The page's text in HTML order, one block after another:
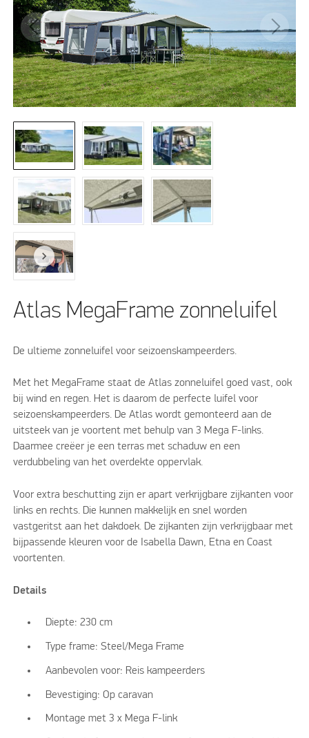
Atlas MegaFrame zonneluifel
De ultieme zonneluifel voor seizoenskampeerders.
Met het MegaFrame staat de Atlas zonneluifel goed vast, ook
bij wind en regen. Het is daarom de perfecte luifel voor
seizoenskampeerders. De Atlas wordt gemonteerd aan de
uitsteek van je voortent met behulp van 3 Mega F-links.
Daarmee creëer je een terras met schaduw en een
verdubbeling van het overdekte oppervlak.
Voor extra beschutting zijn er apart verkrijgbare zijkanten voor
links en rechts. Die kunnen makkelijk en snel worden
vastgeritst aan het dakdoek. De zijkanten zijn verkrijgbaar met
bijpassende kleuren voor de Isabella Dawn, Etna en Coast
voortenten.
Details
Diepte: 230 cm
Type frame:Steel/Mega Frame
Aanbevolen voor: Reis kampeerders
Bevestiging: Op caravan
Montage met 3 x Mega F-link